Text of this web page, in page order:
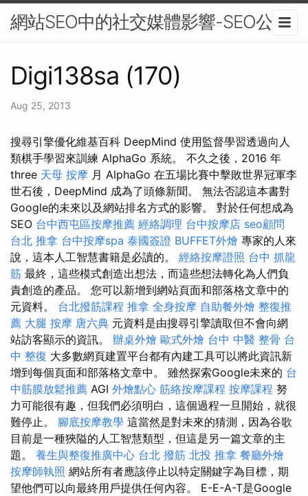
網站SEO中的社交媒體影響-SEO公司
Digi138sa (170)
Aug 25, 2013
搜尋引擎優化維基百科 DeepMind 使用監督學習透過向人
類棋手學習來訓練 AlphaGo 系統。 不久之後，2016 年
three 天母 按摩 月 AlphaGo 在五場比賽中擊敗世界冠軍李
世石後，DeepMind 成為了頭條新聞。 無法否認這本書對
Google的未來以及網站排名方式的影響。 對於任何想成為
SEO 台中西屯區按摩推薦 經絡調理 台中按摩店 seo顧問
台北 推拿 台中按摩spa 泰國簽證 BUFFET外燴 專家的人來
說，這本人工智慧書籍是必讀的。 經絡按摩證照 台中 抓龍
筋 最終，這些模式創造出想法，而這些想法轉化為人們負
責創造的產品。 您可以新增到網站頁面和部落格文章中的
元資料。 台北撥筋課程 推拿 全身按摩 自助餐外燴 整復推
薦 大腿 按摩 唐六典 元資料是由搜尋引擎讀取但不會向網
站訪客顯示的資訊。 辦桌外燴 歐式外燴 台中 中醫 整骨 台
中 整復 大多數網頁建置平台都有內建工具可以將此資訊新
增到每個頁面和部落格文章中。 雖然探索Google未來的 台
中筋膜放鬆推薦 AGI 外燴點心 筋絡按摩課程 按摩課程 努
力可能很有趣，但我們必須明白，這個過程一旦開始，就很
難停止。 腳底按摩教學 這當然是對未來的猜測，因為谷歌
目前是一種狹隘的人工智慧類型，但這是另一篇文章的主
題。 養生與整復推廣中心 台北 撥筋 北投 推拿 餐廳外燴
按摩師執照 網站所有者應該停止以特定關鍵字為目標，期
望他們可以向最終用戶提供任何內容。 E-E-A-T是Google